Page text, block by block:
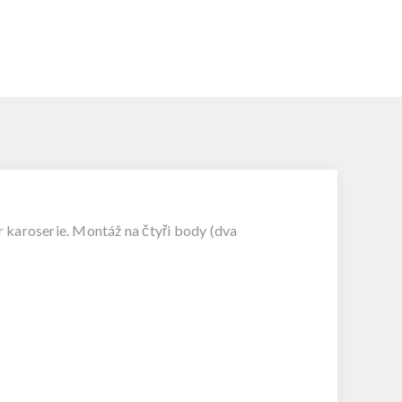
karoserie. Montáž na čtyři body (dva